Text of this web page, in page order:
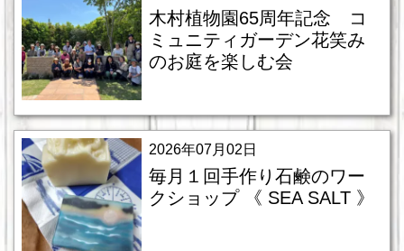
木村植物園65周年記念 コ
ミュニティガーデン花笑み
のお庭を楽しむ会
2026年07月02日
毎月１回手作り石鹸のワー
クショップ 《 SEA SALT 》